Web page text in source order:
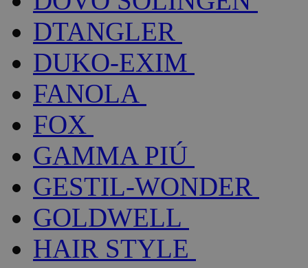
DTANGLER
DUKO-EXIM
FANOLA
FOX
GAMMA PIÚ
GESTIL-WONDER
GOLDWELL
HAIR STYLE